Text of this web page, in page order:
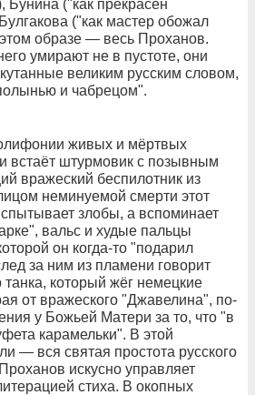
Бунина ("как прекрасен
("как мастер обожал
образе — весь Проханов.
умирают не в пустоте, они
великим русским словом,
и чабрецом".
живых и мёртвых
встаёт штурмовик с позывным
вражеский беспилотник из
неминуемой смерти этот
злобы, а вспоминает
вальс и худые пальцы
он когда-то "подарил
за ним из пламени говорит
который жёг немецкие
от вражеского "Джавелина", по-
у Божьей Матери за то, что "в
карамельки". В этой
— вся святая простота русского
искусно управляет
стиха. В окопных